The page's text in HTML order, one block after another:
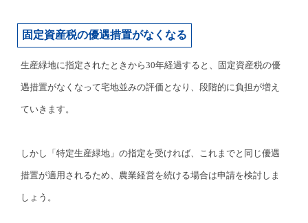
固定資産税の優遇措置がなくなる
生産緑地に指定されたときから30年経過すると、固定資産税の優
遇措置がなくなって宅地並みの評価となり、段階的に負担が増え
ていきます。
しかし「特定生産緑地」の指定を受ければ、これまでと同じ優遇
措置が適用されるため、農業経営を続ける場合は申請を検討しま
しょう。